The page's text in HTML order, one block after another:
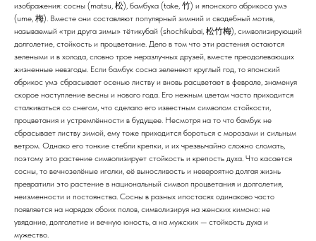
изображения: сосны (matsu, 松), бамбука (take, 竹) и японского абрикоса умэ
(ume, 梅). Вместе они составляют популярный зимний и свадебный мотив,
называемый «три друга зимы» тётикубай (shochikubai, 松竹梅), символизирующий
долголетие, стойкость и процветание. Дело в том что эти растения остаются
зелеными и в холода, словно трое неразлучных друзей, вместе преодолевающих
жизненные невзгоды. Если бамбук сосна зеленеют круглый год, то японский
абрикос умэ сбрасывает осенью листву и вновь расцветает в феврале, знаменуя
скорое наступление весны и нового года. Его нежным цветам часто приходится
сталкиваться со снегом, что сделало его известным символом стойкости,
процветания и устремлённости в будущее. Несмотря на то что бамбук не
сбрасывает листву зимой, ему тоже приходится бороться с морозами и сильным
ветром. Однако его тонкие стебли крепки, и их чрезвычайно сложно сломать,
поэтому это растение символизирует стойкость и крепость духа. Что касается
сосны, то вечнозелёные иголки, её выносливость и невероятно долгая жизнь
превратили это растение в национальный символ процветания и долголетия,
неизменности и постоянства. Сосны в разных ипостасях одинаково часто
появляется на нарядах обоих полов, символизируя на женских кимоно: не
увядание, долголетие и вечную юность, а на мужских — стойкость духа и
мужество.